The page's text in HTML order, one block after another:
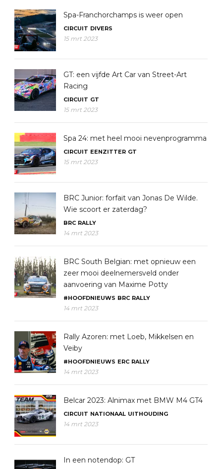
Spa-Franchorchamps is weer open
CIRCUIT DIVERS
15 mrt 2023
GT: een vijfde Art Car van Street-Art
Racing
CIRCUIT GT
15 mrt 2023
Spa 24: met heel mooi nevenprogramma
CIRCUIT EENZITTER GT
15 mrt 2023
BRC Junior: forfait van Jonas De Wilde.
Wie scoort er zaterdag?
BRC RALLY
14 mrt 2023
BRC South Belgian: met opnieuw een
zeer mooi deelnemersveld onder
aanvoering van Maxime Potty
#HOOFDNIEUWS BRC RALLY
14 mrt 2023
Rally Azoren: met Loeb, Mikkelsen en
Veiby
#HOOFDNIEUWS ERC RALLY
14 mrt 2023
Belcar 2023: Alnimax met BMW M4 GT4
CIRCUIT NATIONAAL UITHOUDING
14 mrt 2023
In een notendop: GT